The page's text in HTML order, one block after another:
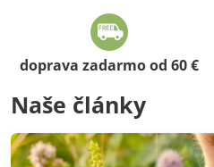
doprava zadarmo od 60 €
Naše články